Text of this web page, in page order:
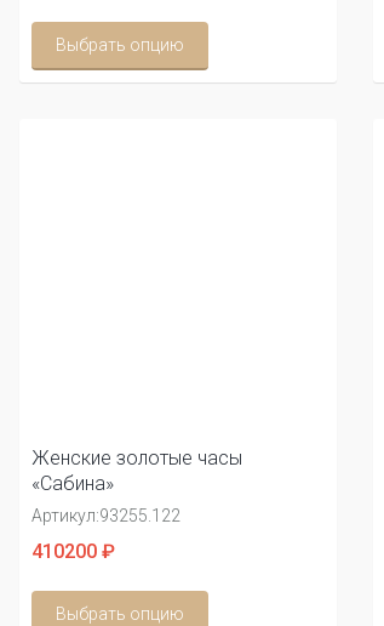
Выбрать опцию
Женские золотые часы
«Сабина»
Артикул:93255.122
410200 ₽
Выбрать опцию